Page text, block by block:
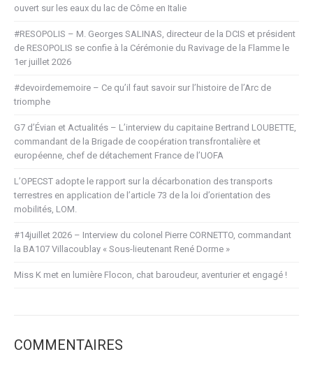
ouvert sur les eaux du lac de Côme en Italie
#RESOPOLIS – M. Georges SALINAS, directeur de la DCIS et président
de RESOPOLIS se confie à la Cérémonie du Ravivage de la Flamme le
1er juillet 2026
#devoirdememoire – Ce qu’il faut savoir sur l’histoire de l’Arc de
triomphe
G7 d’Évian et Actualités – L’interview du capitaine Bertrand LOUBETTE,
commandant de la Brigade de coopération transfrontalière et
européenne, chef de détachement France de l’UOFA
L’OPECST adopte le rapport sur la décarbonation des transports
terrestres en application de l’article 73 de la loi d’orientation des
mobilités, LOM.
#14juillet 2026 – Interview du colonel Pierre CORNETTO, commandant
la BA107 Villacoublay « Sous-lieutenant René Dorme »
Miss K met en lumière Flocon, chat baroudeur, aventurier et engagé !
COMMENTAIRES